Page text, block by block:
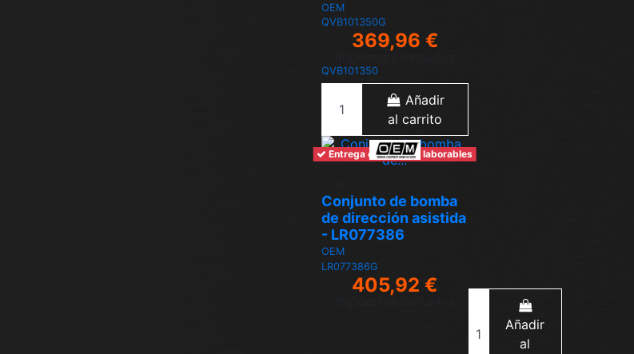
OEM
QVB101350G
369,96 €
QVB101350
Añadir
al carrito
Entrega en 6-7 días laborables
Conjunto de bomba
de dirección asistida
- LR077386
OEM
LR077386G
405,92 €
Añadir
al